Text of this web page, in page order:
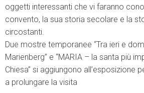
oggetti interessanti che vi faranno
convento, la sua storia secolare e la
circostanti.
Due mostre temporanee “Tra ieri e
Marienberg” e “MARIA – la santa più
Chiesa” si aggiungono all’esposizione
a prolungare la visita